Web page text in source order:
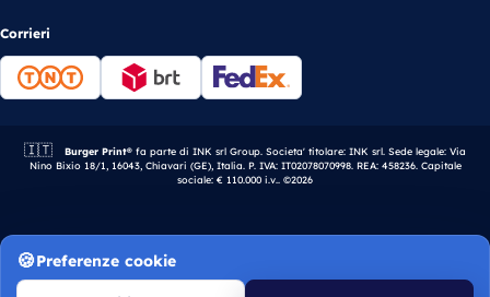
Corrieri
🇮🇹 Azienda italiana.
Burger Print® fa parte di INK srl Group. Societa' titolare: INK srl. Sede legale: Via
Nino Bixio 18/1, 16043, Chiavari (GE), Italia. P. IVA: IT02078070998. REA: 458236. Capitale
sociale: € 110.000 i.v.. ©2026
Preferenze cookie